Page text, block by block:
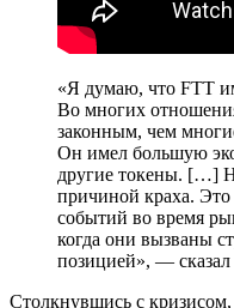
«Я думаю, что FTT
Во многих
законным, чем
Он имел большую
другие токены. […]
причиной краха. Это
событий во время
когда они вызваны
позицией», —
Столкнувшись с